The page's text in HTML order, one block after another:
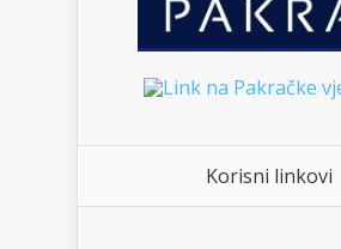
Korisni linkovi